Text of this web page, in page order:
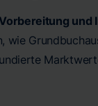
Vorbereitung und
wie